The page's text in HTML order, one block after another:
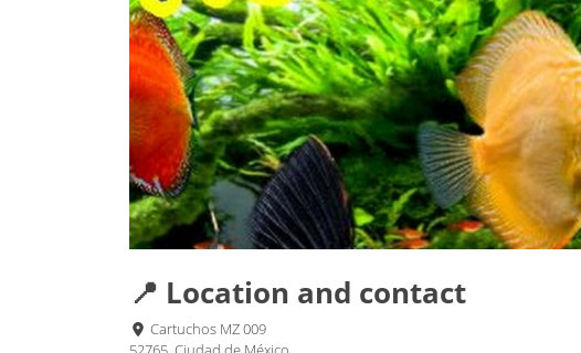
📍 Location and contact
Cartuchos MZ 009